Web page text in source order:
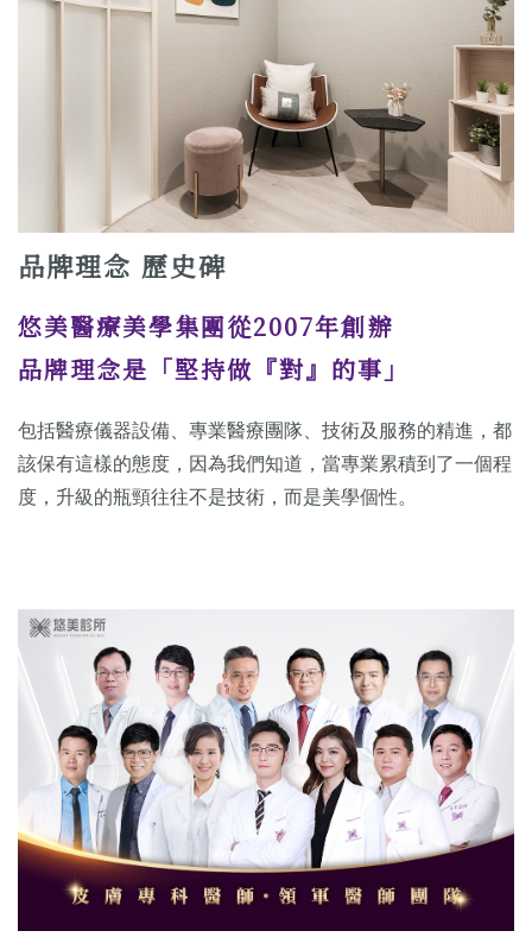
品牌理念 歷史碑
悠美醫療美學集團從2007年創辦
品牌理念是「堅持做『對』的事」
包括醫療儀器設備、專業醫療團隊、技術及服務的精進，都
該保有這樣的態度，因為我們知道，當專業累積到了一個程
度，升級的瓶頸往往不是技術，而是美學個性。